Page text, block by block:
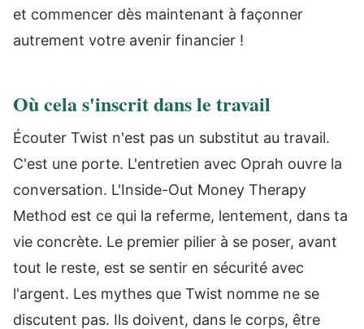
et commencer dès maintenant à façonner
autrement votre avenir financier !
Où cela s'inscrit dans le travail
Écouter Twist n'est pas un substitut au travail.
C'est une porte. L'entretien avec Oprah ouvre la
conversation. L'Inside-Out Money Therapy
Method est ce qui la referme, lentement, dans ta
vie concrète. Le premier pilier à se poser, avant
tout le reste, est se sentir en sécurité avec
l'argent. Les mythes que Twist nomme ne se
discutent pas. Ils doivent, dans le corps, être